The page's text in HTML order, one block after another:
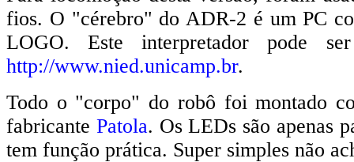
fios. O "cérebro" do ADR-2 é um PC
LOGO. Este interpretador pode
http://www.nied.unicamp.br.
Todo o "corpo" do robô foi montado
fabricante Patola. Os LEDs são apenas
tem função prática. Super simples não